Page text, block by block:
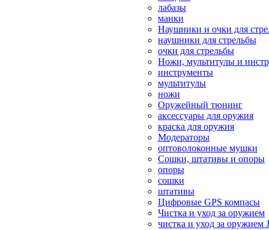
лабазы
манки
Наушники и очки для
наушники для стрельбы
очки для стрельбы
Ножи, мультитулы и
инструменты
мультитулы
ножи
Оружейный тюнинг
аксессуары для оружия
краска для оружия
Модераторы
оптоволоконные мушки
Сошки, штативы и опоры
опоры
сошки
штативы
Цифровые GPS компасы
Чистка и уход за оружием
чистка и уход за оружием